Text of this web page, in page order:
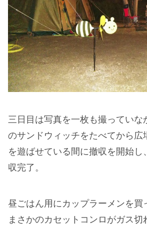
三日目は写真を一枚も撮っていな
のサンドウィッチをたべてから広
を遊ばせている間に撤収を開始し
収完了。
昼ごはん用にカップラーメンを買
まさかのカセットコンロがガス切